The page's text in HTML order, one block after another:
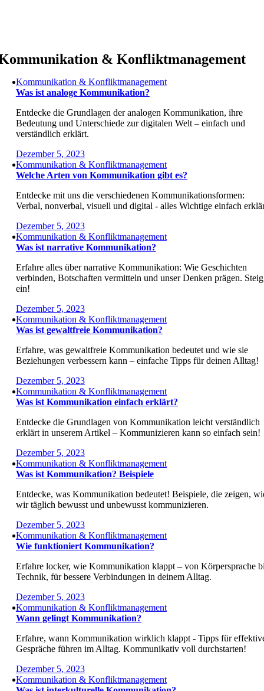
& Konfliktmanagement
Kommunikation & Konfliktmanagement
Was ist analoge Kommunikation?
Entdecke die Grundlagen der analogen Kommunikation, ihre
Bedeutung und Unterschiede zur digitalen Welt – einfach und
verständlich erklärt.
Dezember 5, 2023
Kommunikation & Konfliktmanagement
Welche Arten von Kommunikation gibt es?
Entdecke mit uns die verschiedenen Kommunikationsformen:
Verbal, nonverbal, visuell und digital - alles Wichtige einfach
Dezember 5, 2023
Kommunikation & Konfliktmanagement
Was ist narrative Kommunikation?
Erfahre alles über narrative Kommunikation: Wie Geschichten
verbinden, Botschaften vermitteln und unser Denken prägen. Steig
ein!
Dezember 5, 2023
Kommunikation & Konfliktmanagement
Was ist gewaltfreie Kommunikation?
Erfahre, was gewaltfreie Kommunikation bedeutet und wie sie
Beziehungen verbessern kann – einfache Tipps für deinen Alltag!
Dezember 5, 2023
Kommunikation & Konfliktmanagement
Was ist Kommunikation einfach erklärt?
Entdecke die Grundlagen von Kommunikation leicht verständlich
erklärt in unserem Artikel – Kommunizieren kann so einfach sein!
Dezember 5, 2023
Kommunikation & Konfliktmanagement
Was ist Kommunikation? Beispiele
Entdecke, was Kommunikation bedeutet! Beispiele, die zeigen,
wir täglich bewusst und unbewusst kommunizieren.
Dezember 5, 2023
Kommunikation & Konfliktmanagement
Wie funktioniert Kommunikation?
Erfahre locker, wie Kommunikation klappt – von Körpersprache
Technik, für bessere Verbindungen in deinem Alltag.
Dezember 5, 2023
Kommunikation & Konfliktmanagement
Wann gelingt Kommunikation?
Erfahre, wann Kommunikation wirklich klappt - Tipps für
Gespräche führen im Alltag. Kommunikativ voll durchstarten!
Dezember 5, 2023
Kommunikation & Konfliktmanagement